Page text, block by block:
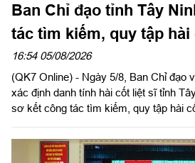
Ban Chỉ đạo tỉnh Tây
tác tìm kiếm, quy tập
đẩy mạnh Chiến dịch 500
16:54 05/08/2026
(QK7 Online) - Ngày 5/8, Ban Chỉ đạo
xác định danh tính hài cốt liệt sĩ tỉnh
sơ kết công tác tìm kiếm, quy tập hài
tranh tại Campuchia đưa về nước giai
nghiệm sau 60 ngày triển khai lấy mẫu